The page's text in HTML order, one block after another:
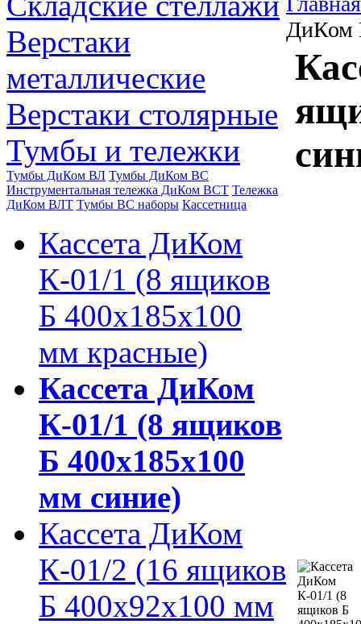
Верстаки
металлические
Верстаки столярные
Тумбы и тележки
Тумбы ДиКом ВЛ Тумбы ДиКом ВС
Инструментальная тележка ДиКом ВСТ Тележка
ДиКом ВЛТ Тумбы ВС наборы Кассетница
Кассета ДиКом
К-01/1 (8 ящиков
Б 400х185х100
мм красные)
Кассета ДиКом
К-01/1 (8 ящиков
Б 400х185х100
мм синие)
Кассета ДиКом
К-01/2 (16 ящиков
Б 400х92х100 мм
ДиКом